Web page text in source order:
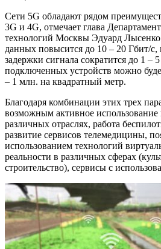
Сети 5G обладают рядом
3G и 4G, отмечает глава
технологий Москвы Эдуард Лысенко
данных повысится до 10 – 20 Гбит/
задержки сигнала сократится до 1 –
подключенных устройств можно
– 1 млн. на квадратный метр.
Благодаря комбинации этих трех
возможным активное использование
различных отраслях, работа
развитие сервисов телемедицины,
использованием технологий
реальности в различных сферах
строительство), сервисы с